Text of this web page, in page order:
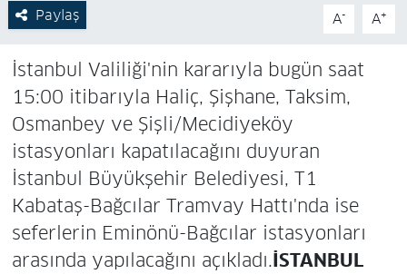
Paylaş A- A+
İstanbul Valiliği'nin kararıyla bugün saat
15:00 itibarıyla Haliç, Şişhane, Taksim,
Osmanbey ve Şişli/Mecidiyeköy
istasyonları kapatılacağını duyuran
İstanbul Büyükşehir Belediyesi, T1
Kabataş-Bağcılar Tramvay Hattı'nda ise
seferlerin Eminönü-Bağcılar istasyonları
arasında yapılacağını açıkladı.İSTANBUL